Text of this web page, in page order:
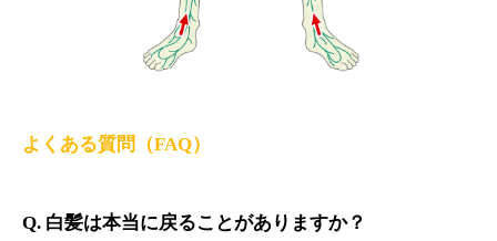
よくある質問（FAQ）
Q. 白髪は本当に戻ることがありますか？